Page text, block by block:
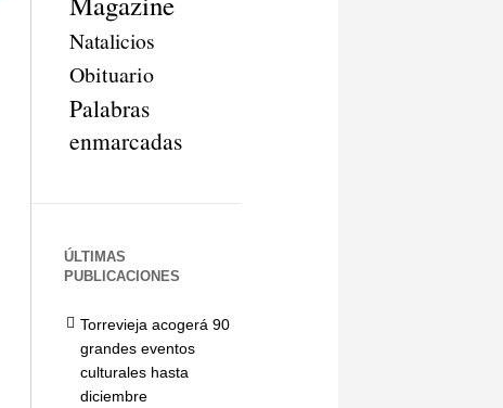
Natalicios
Obituario
Palabras
enmarcadas
ÚLTIMAS
PUBLICACIONES
Torrevieja acogerá 90
grandes eventos
culturales hasta
diciembre